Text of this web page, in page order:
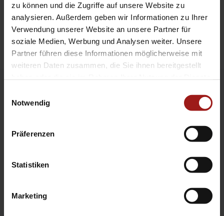
zu können und die Zugriffe auf unsere Website zu
analysieren. Außerdem geben wir Informationen zu Ihrer
Verwendung unserer Website an unsere Partner für
soziale Medien, Werbung und Analysen weiter. Unsere
Partner führen diese Informationen möglicherweise mit
weiteren Daten zusammen, die Sie ihnen bereitgestellt
Notwendig
Präferenzen
Statistiken
Marketing
ford@ea-mail.de